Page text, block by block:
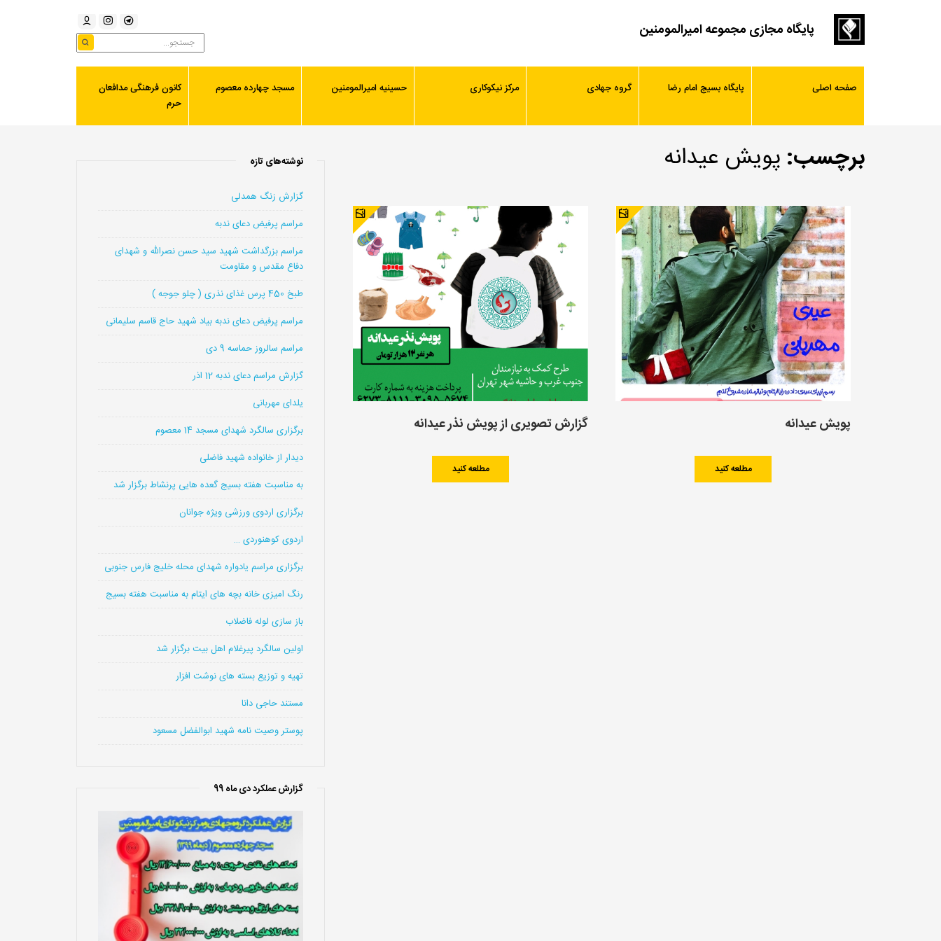
پایگاه مجازی مجموعه امیرالمومنین
صفحه اصلی پایگاه بسیج امام رضا گروه جهادی مرکز نیکوکاری حسینیه امیرالمومنین مسجد چهارده معصوم
کانون فرهنگی مدافعان
حرم
برچسب: پویش عیدانه
پویش عیدانه
مطلعه کنید
گزارش تصویری از پویش نذر عیدانه
مطلعه کنید
نوشته‌های تازه
گزارش زنگ همدلی
مراسم پرفیض دعای ندبه
مراسم بزرگداشت شهید سید حسن نصرالله و شهدای
دفاع مقدس و مقاومت
طبخ 450 پرس غذای نذری ( چلو جوجه )
مراسم پرفیض دعای ندبه بیاد شهید حاج قاسم سلیمانی
مراسم سالروز حماسه 9 دی
گزارش مراسم دعای ندبه 12 اذر
یلدای مهربانی
برگزاری سالگرد شهدای مسجد 14 معصوم
دیدار از خانواده شهید فاضلی
به مناسبت هفته بسیج گعده هایی پرنشاط برگزار شد
برگزاری اردوی ورزشی ویژه جوانان
اردوی کوهنوردی …
برگزاری مراسم یادواره شهدای محله خلیج فارس جنوبی
رنگ امیزی خانه بچه های ایتام به مناسبت هفته بسیج
باز سازی لوله فاضلاب
اولین سالگرد پیرغلام اهل بیت برگزار شد
تهیه و توزیع بسته های نوشت افزار
مستند حاجی دانا
پوستر وصیت نامه شهید ابوالفضل مسعود
گزارش عملکرد دی ماه 99